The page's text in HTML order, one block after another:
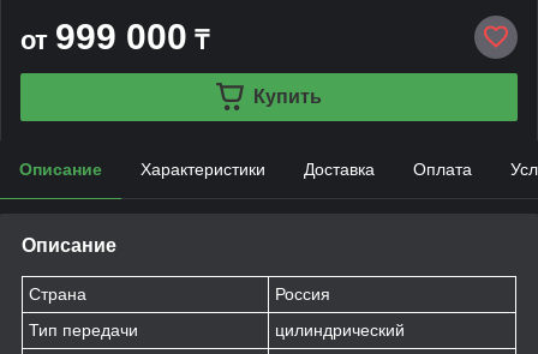
от 999 000 ₸
Купить
Описание Характеристики Доставка Оплата
Описание
Страна
Россия
Тип передачи
цилиндрический